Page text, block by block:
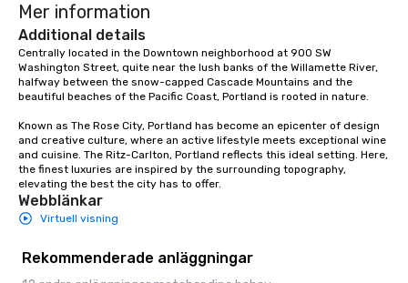
Mer information
Additional details
Centrally located in the Downtown neighborhood at 900 SW
Washington Street, quite near the lush banks of the Willamette River,
halfway between the snow-capped Cascade Mountains and the
beautiful beaches of the Pacific Coast, Portland is rooted in nature.
Known as The Rose City, Portland has become an epicenter of design
and creative culture, where an active lifestyle meets exceptional wine
and cuisine. The Ritz-Carlton, Portland reflects this ideal setting. Here,
the finest luxuries are inspired by the surrounding topography,
elevating the best the city has to offer.
Webblänkar
Virtuell visning
Rekommenderade anläggningar